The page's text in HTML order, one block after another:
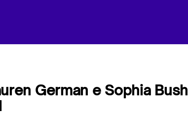
German e Sophia Bush